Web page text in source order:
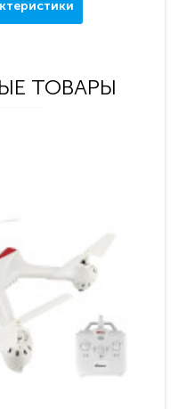
ТОВАРЫ